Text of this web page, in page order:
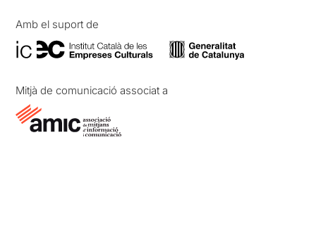
Amb el suport de
Mitjà de comunicació associat a